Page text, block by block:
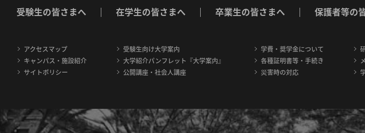
受験生の皆さまへ 在学生の皆さまへ 卒業生の皆さまへ 保護者等の
アクセスマップ
キャンパス・施設紹介
サイトポリシー
受験生向け大学案内
大学紹介パンフレット『大学案内』
公開講座・社会人講座
学費・奨学金について
各種証明書等・手続き
災害時の対応